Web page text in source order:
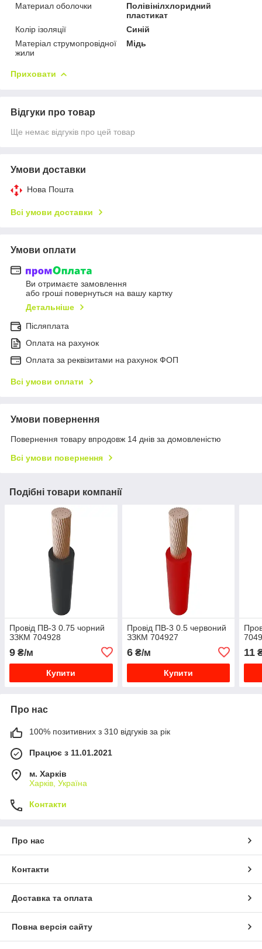
Материал оболочки
Полівінілхлоридний
пластикат
Колір ізоляції
Синій
Матеріал струмопровідної
жили
Мідь
Приховати
Відгуки про товар
Ще немає відгуків про цей товар
Умови доставки
Нова Пошта
Всі умови доставки
Умови оплати
Ви отримаєте замовлення
або гроші повернуться на вашу картку
Детальніше
Післяплата
Оплата на рахунок
Оплата за реквізитами на рахунок ФОП
Всі умови оплати
Умови повернення
Повернення товару впродовж 14 днів за домовленістю
Всі умови повернення
Подібні товари компанії
Провід ПВ-3 0.75 чорний
ЗЗКМ 704928
9 ₴/м
Купити
Провід ПВ-3 0.5 червоний
ЗЗКМ 704927
6₴/м
Купити
11
Про нас
100% позитивних з 310 відгуків за рік
Працює з 11.01.2021
м. Харків
Харків, Україна
Контакти
Про нас
Контакти
Доставка та оплата
Повна версія сайту